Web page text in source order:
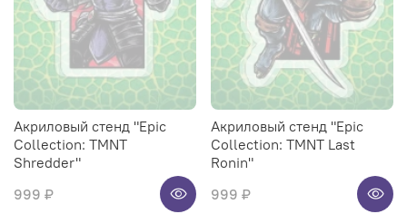
Акриловый стенд "Epic
Collection: TMNT
Shredder"
999 ₽
Акриловый стенд "Epic
Collection: TMNT Last
Ronin"
999 ₽